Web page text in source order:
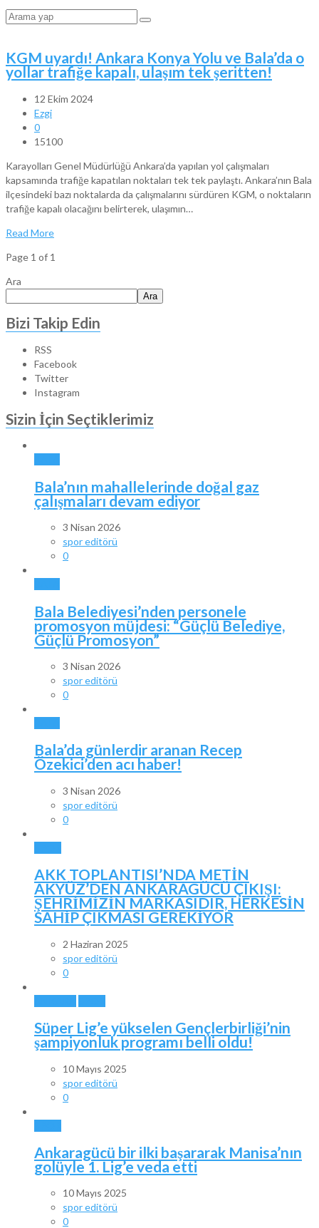
KGM uyardı! Ankara Konya Yolu ve Bala’da o
yollar trafiğe kapalı, ulaşım tek şeritten!
12 Ekim 2024
Ezgi
0
15100
Karayolları Genel Müdürlüğü Ankara’da yapılan yol çalışmaları
kapsamında trafiğe kapatılan noktaları tek tek paylaştı. Ankara’nın Bala
ilçesindeki bazı noktalarda da çalışmalarını sürdüren KGM, o noktaların
trafiğe kapalı olacağını belirterek, ulaşımın…
Read More
Page 1 of 1
Ara
Ara
Bizi Takip Edin
RSS
Facebook
Twitter
Instagram
Sizin İçin Seçtiklerimiz
Bala’nın mahallelerinde doğal gaz
çalışmaları devam ediyor
3 Nisan 2026
spor editörü
0
Bala Belediyesi’nden personele
promosyon müjdesi: “Güçlü Belediye,
Güçlü Promosyon”
3 Nisan 2026
spor editörü
0
Bala’da günlerdir aranan Recep
Özekici’den acı haber!
3 Nisan 2026
spor editörü
0
AKK TOPLANTISI’NDA METİN
AKYÜZ’DEN ANKARAGÜCÜ ÇIKIŞI:
ŞEHRİMİZİN MARKASIDIR, HERKESİN
SAHİP ÇIKMASI GEREKİYOR
2 Haziran 2025
spor editörü
0
Süper Lig’e yükselen Gençlerbirliği’nin
şampiyonluk programı belli oldu!
10 Mayıs 2025
spor editörü
0
Ankaragücü bir ilki başararak Manisa’nın
golüyle 1. Lig’e veda etti
10 Mayıs 2025
spor editörü
0